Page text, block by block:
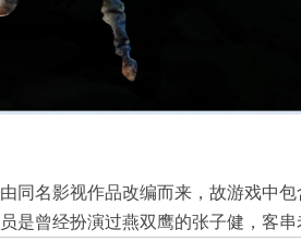
同名影视作品改编而来，故游戏中
是曾经扮演过燕双鹰的张子健，客串